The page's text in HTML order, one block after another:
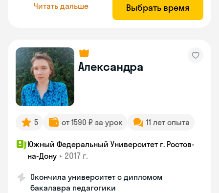
Читать дальше Выбрать время
Александра
5 от 1590 ₽ за урок 11 лет опыта
Южный Федеральный Университет г. Ростов-
на-Дону • 2017 г.
Окончила университет с дипломом
бакалавра педагогики